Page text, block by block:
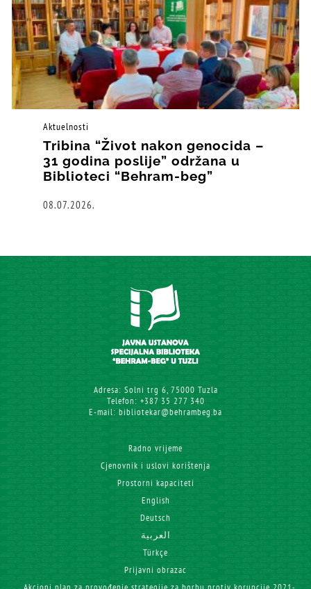
Aktuelnosti
Tribina “Život nakon genocida –
31 godina poslije” održana u
Biblioteci “Behram-beg”
08.07.2026.
Adresa: Solni trg 6, 75000 Tuzla
Telefon: +387 35 277 340
E-mail: bibliotekar@behrambeg.ba
Radno vrijeme
Cjenovnik i uslovi korištenja
Prostorni kapaciteti
English
Deutsch
العربية
Türkçe
Prijavni obrazac